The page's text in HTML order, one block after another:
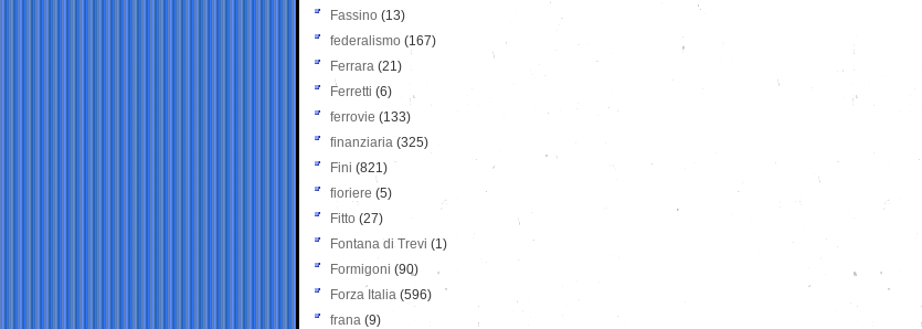
Fassino (13)
federalismo (167)
Ferrara (21)
Ferretti (6)
ferrovie (133)
finanziaria (325)
Fini (821)
fioriere (5)
Fitto (27)
Fontana di Trevi (1)
Formigoni (90)
Forza Italia (596)
frana (9)